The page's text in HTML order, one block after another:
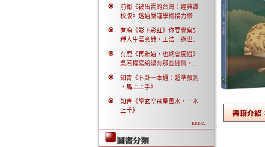
前衛《被出賣的台灣：經典譯
校版》透過嚴謹學術接力修..
有鹿《影下彩虹》你要覺察5
種人生潛意識，王浩一逝世..
有鹿《再難過，也終會度過》
吳若權寫給總有那些迷惘、..
知青《卜卦一本通：超準預測
，馬上上手》
知青《學玄空飛星風水，一本
上手》
more..